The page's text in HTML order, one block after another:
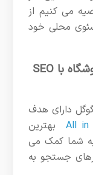
می کنیم از
محلی خود
روش 2: اضافه کردن مکان یاب فروشگاه با SEO
گوگل دارای هدف
All in
بهترین
به شما کمک می
جستجو به